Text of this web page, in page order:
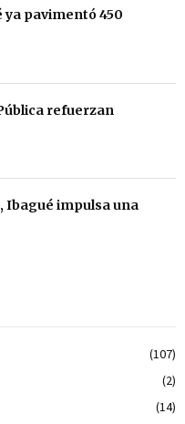
ya pavimentó 450
refuerzan
Ibagué impulsa una
(107)
(2)
(14)